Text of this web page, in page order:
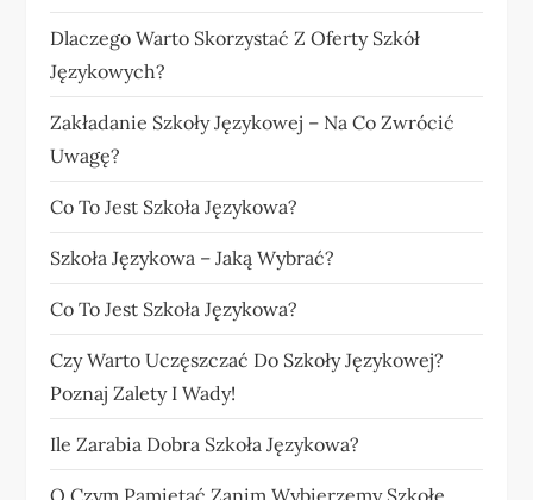
Dlaczego Warto Skorzystać Z Oferty Szkół
Językowych?
Zakładanie Szkoły Językowej – Na Co Zwrócić
Uwagę?
Co To Jest Szkoła Językowa?
Szkoła Językowa – Jaką Wybrać?
Co To Jest Szkoła Językowa?
Czy Warto Uczęszczać Do Szkoły Językowej?
Poznaj Zalety I Wady!
Ile Zarabia Dobra Szkoła Językowa?
O Czym Pamiętać Zanim Wybierzemy Szkołę